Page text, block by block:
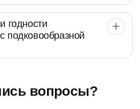
годности
подковообразной
вопросы?